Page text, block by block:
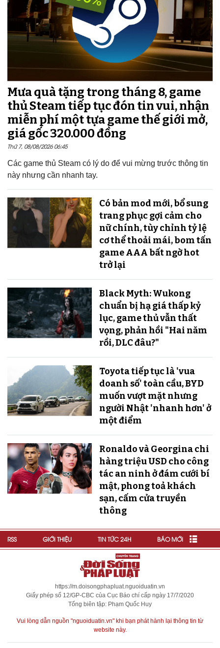
Mưa quà tặng trong tháng 8, game
thủ Steam tiếp tục đón tin vui, nhận
miễn phí một tựa game thế giới mở,
giá gốc 320.000 đồng
Thứ 7, 08/08/2026 06:45
Các game thủ Steam có lý do để vui mừng trước thông tin
này nhưng cần nhanh tay.
Có bản mod mới, bổ sung
trang phục gợi cảm cho
nữ chính, tùy chỉnh tỷ lệ
cơ thể thoải mái, bom tấn
game AAA bất ngờ hot
trở lại
Black Myth: Wukong
chuẩn bị hạ giá thấp kỷ
lục, game thủ vẫn thất
vọng, phản hồi "Hai năm
rồi, DLC đâu?"
Toyota tiếp tục là 'vua
doanh số' toàn cầu, BYD
muốn vượt mặt nhưng
người Nhật 'nhanh hơn' ở
một điểm
Ronaldo và Georgina chi
hàng triệu USD cho công
tác an ninh ở đám cưới bí
mật, phong toả khách
sạn, cấm cửa truyền
thông
RSS GIỚI THIỆU TIN TỨC 24H BÁO MỚI
https://m.doisongphapluat.nguoiduatin.vn
Giấy phép số 12/GP-CBC của Cục Báo chí cấp ngày 17/7/2020
Tổng biên tập: Phạm Quốc Huy
Vui lòng dẫn nguồn "nguoiduatin.vn" khi bạn phát hành lại thông tin từ
website này.